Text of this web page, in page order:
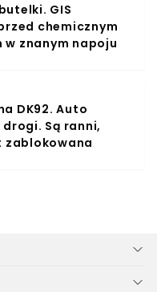
GIS
chemicznym
w znanym napoju
DK92. Auto
drogi. Są ranni,
zablokowana